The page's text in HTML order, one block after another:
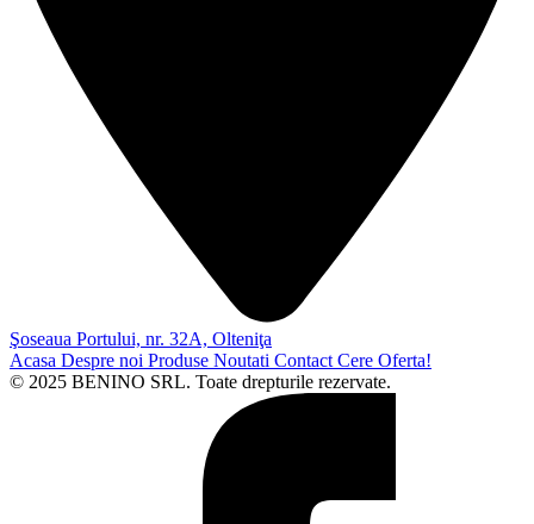
Şoseaua Portului, nr. 32A, Olteniţa
Acasa Despre noi Produse Noutati ContactCere Oferta!
© 2025 BENINO SRL. Toate drepturile rezervate.